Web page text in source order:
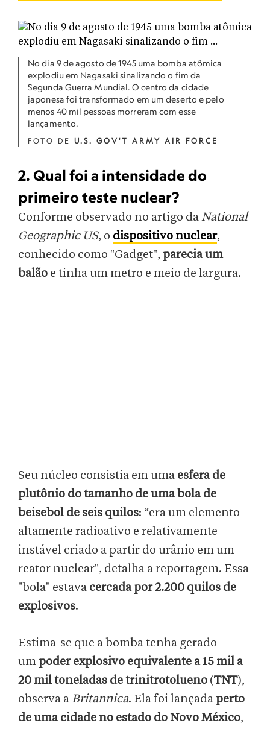
No dia 9 de agosto de 1945 uma bomba atômica
explodiu em Nagasaki sinalizando o fim da
Segunda Guerra Mundial. O centro da cidade
japonesa foi transformado em um deserto e pelo
menos 40 mil pessoas morreram com esse
lançamento.
FOTO DE U.S. GOV'T ARMY AIR FORCE
2. Qual foi a intensidade do
primeiro teste nuclear?
Conforme observado no artigo daNational
Geographic US, o dispositivo nuclear,
conhecido como "Gadget", parecia um
balão e tinha um metro e meio de largura.
Seu núcleo consistia em uma esfera de
plutônio do tamanho de uma bola de
beisebol de seis quilos: “era um elemento
altamente radioativo e relativamente
instável criado a partir do urânio em um
reator nuclear", detalha a reportagem. Essa
"bola" estava cercada por 2.200 quilos de
explosivos.
Estima-se que a bomba tenha gerado
um poder explosivo equivalente a 15 mil a
20 mil toneladas de trinitrotolueno (TNT),
observa aBritannica. Ela foi lançada perto
de uma cidade no estado do Novo México,